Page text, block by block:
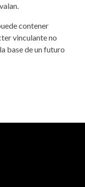
contener
vinculante no
base de un futuro